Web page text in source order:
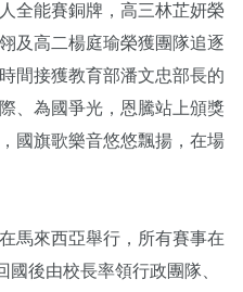
全能賽銅牌，高三林芷妍榮
及高二楊庭瑜榮獲團隊追逐
間接獲教育部潘文忠部長的
、為國爭光，恩騰站上頒獎
國旗歌樂音悠悠飄揚，在場
馬來西亞舉行，所有賽事在
後由校長率領行政團隊、